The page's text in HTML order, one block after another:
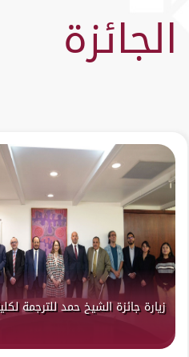
زيارة جائزة الشيخ حمد للترجمة